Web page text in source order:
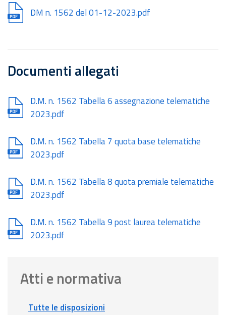
Document
DM n. 1562 del 01-12-2023.pdf
Documenti allegati
Document
D.M. n. 1562 Tabella 6 assegnazione telematiche
2023.pdf
Document
D.M. n. 1562 Tabella 7 quota base telematiche
2023.pdf
Document
D.M. n. 1562 Tabella 8 quota premiale telematiche
2023.pdf
Document
D.M. n. 1562 Tabella 9 post laurea telematiche
2023.pdf
Atti e normativa
Tutte le disposizioni